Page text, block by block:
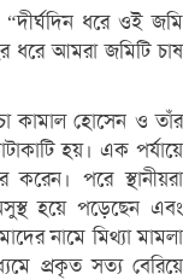
ধরে ওই জমি
ধরে আমরা জমিটি চাষ
কামাল হোসেন ও তাঁর
হয়। এক পর্যায়ে
পরে স্থানীয়রা
হয়ে পড়েছেন এবং
নামে মিথ্যা মামলা
প্রকৃত সত্য বেরিয়ে